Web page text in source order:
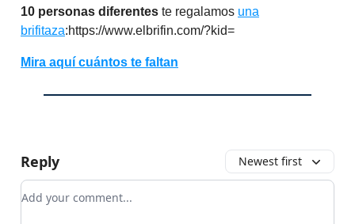
10 personas diferentes te regalamos una
brifitaza:https://www.elbrifin.com/?kid=
Mira aquí cuántos te faltan
Reply Newest first
Add your comment